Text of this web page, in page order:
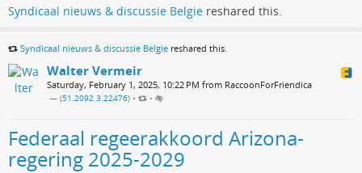
Syndicaal nieuws & discussie Belgie reshared this.
Syndicaal nieuws & discussie Belgie reshared this.
Walter Vermeir
Saturday, February 1, 2025, 10:22 PM from RaccoonForFriendica
— (51.2092 3.22476) • •
Federaal regeerakkoord Arizona-
regering 2025-2029